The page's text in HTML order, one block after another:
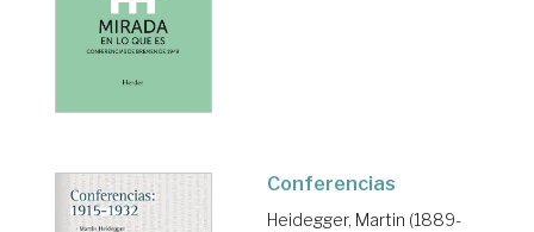
Conferencias
Heidegger, Martin (1889-